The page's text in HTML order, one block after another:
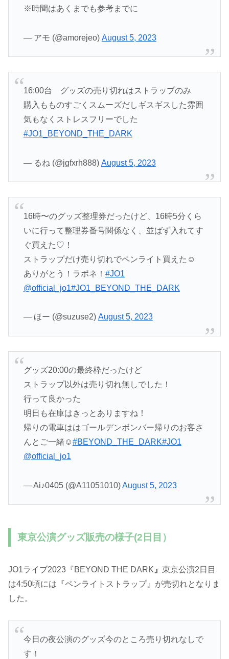
※時間はあくまでも参考までに
— アモ (@amorejeo) August 5, 2023
16:00台 グッズの売り切れはストラップのみ
購入もものすごくスムーズだしギスギスした雰囲
気もなくストレスフリーでした
#JO1_BEYOND_THE_DARK
— るね (@jgfxrh888) August 5, 2023
16時〜のグッズ整理券だったけど、16時5分くら
いに行って整理券番号関係なく、並ばず入れてす
ぐ買えた♡！
ストラップだけ売り切れでペンライト買えた☺️
ありがとう！ラポネ！ #JO1
@official_jo1#JO1_BEYOND_THE_DARK
— ほー (@suzuse2) August 5, 2023
グッズ20:00の最終枠だったけど
ストラップ以外は売り切れ無しでした！
行って良かった
明日も在庫はきっとありますね！
帰りの電車ははゴールデンボンバー帰りのお客さ
んとご一緒☺️#BEYOND_THE_DARK#JO1
@official_jo1
— Ai♪0405 (@A11051010)August 5, 2023
東京公演グッズ販売の様子(2日目）
JO1ライブ2023『BEYOND THE DARK 』 東京公演2日目
は4:50頃には『ペンライトストラップ』が売切れとなりま
した。
今日の夜公演のグッズ今のところ売り切れなしで
す！